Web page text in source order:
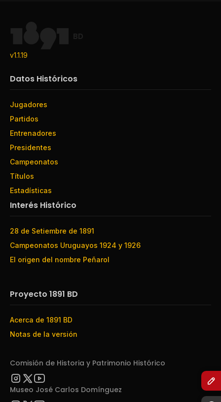
BD
v1.1.19
Datos Históricos
Jugadores
Partidos
Entrenadores
Presidentes
Campeonatos
Títulos
Estadísticas
Interés Histórico
28 de Setiembre de 1891
Campeonatos Uruguayos 1924 y 1926
El origen del nombre Peñarol
Proyecto 1891 BD
Acerca de 1891 BD
Notas de la versión
Comisión de Historia y Patrimonio Histórico
Museo José Carlos Domínguez